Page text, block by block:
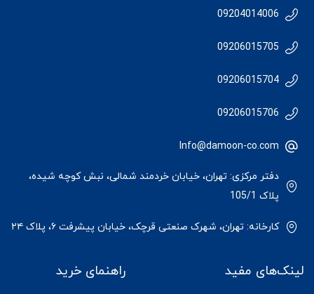
09204014006
09206015705
09206015704
09206015706
Info@damoon-co.com
دفتر مرکزی: تهران، خیابان خردمند شمالی، نبش کوچه شیده،
پلاک 105/1
کارخانه: تهران، شهرک صنعتی قرچک، خیابان پیشرفت ۶، پلاک ۲۴
لینک‌های مفید راهنمای خرید